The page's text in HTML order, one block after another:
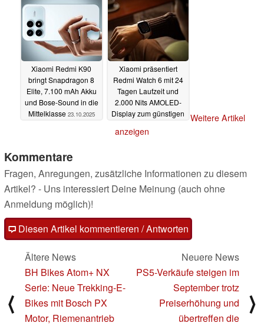
Xiaomi Redmi K90
bringt Snapdragon 8
Elite, 7.100 mAh Akku
und Bose-Sound in die
Mittelklasse 23.10.2025
Xiaomi präsentiert
Redmi Watch 6 mit 24
Tagen Laufzeit und
2.000 Nits AMOLED-
Display zum günstigen
Weitere Artikel
anzeigen
Kommentare
Fragen, Anregungen, zusätzliche Informationen zu diesem
Artikel? - Uns interessiert Deine Meinung (auch ohne
Anmeldung möglich)!
Diesen Artikel kommentieren / Antworten
⟨
Ältere News
BH Bikes Atom+ NX
Serie: Neue Trekking-E-
Bikes mit Bosch PX
Motor, Riemenantrieb
Neuere News
PS5-Verkäufe steigen im
September trotz
Preiserhöhung und
übertreffen die
⟩